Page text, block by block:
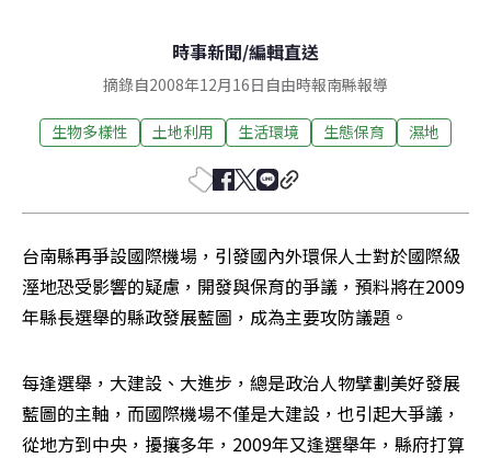
時事新聞/編輯直送
摘錄自2008年12月16日自由時報南縣報導
生物多樣性 土地利用 生活環境 生態保育 濕地
台南縣再爭設國際機場，引發國內外環保人士對於國際級
溼地恐受影響的疑慮，開發與保育的爭議，預料將在2009
年縣長選舉的縣政發展藍圖，成為主要攻防議題。
每逢選舉，大建設、大進步，總是政治人物擘劃美好發展
藍圖的主軸，而國際機場不僅是大建設，也引起大爭議，
從地方到中央，擾攘多年，2009年又逢選舉年，縣府打算